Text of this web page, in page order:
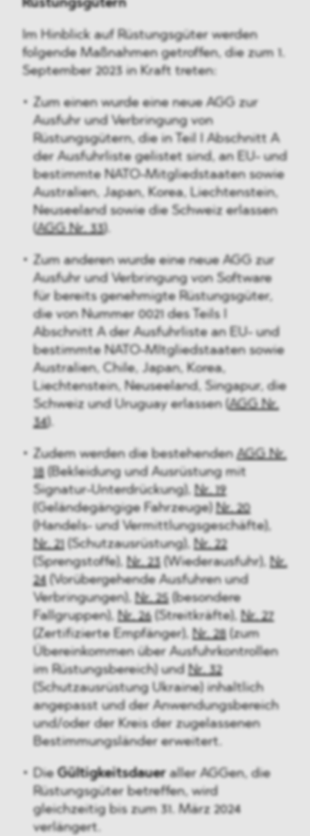
Rüstungsgütern
Im Hinblick auf Rüstungsgüter werden
folgende Maßnahmen getroffen, die zum 1.
September 2023 in Kraft treten:
Zum einen wurde eine neue AGG zur
Ausfuhr und Verbringung von
Rüstungsgütern, die in Teil I Abschnitt A
der Ausfuhrliste gelistet sind, an EU- und
bestimmte NATO-Mitgliedstaaten sowie
Australien, Japan, Korea, Liechtenstein,
Neuseeland sowie die Schweiz erlassen
(AGG Nr. 33).
Zum anderen wurde eine neue AGG zur
Ausfuhr und Verbringung von Software
für bereits genehmigte Rüstungsgüter,
die von Nummer 0021 des Teils I
Abschnitt A der Ausfuhrliste an EU- und
bestimmte NATO-MItgliedstaaten sowie
Australien, Chile, Japan, Korea,
Liechtenstein, Neuseeland, Singapur, die
Schweiz und Uruguay erlassen (AGG Nr.
34
Zudem werden die bestehendenAGG Nr.
18(Bekleidung und Ausrüstung mit
Signatur-Unterdrückung), Nr. 19
(Geländegängige Fahrzeuge) Nr. 20
(Handels- und Vermittlungsgeschäfte),
Nr. 21 (Schutzausrüstung), Nr. 22
(Sprengstoffe), Nr. 23 (Wiederausfuhr), Nr.
24(Vorübergehende Ausfuhren und
Verbringungen), Nr. 25(besondere
Fallgruppen), Nr. 26(Streitkräfte), Nr. 27
(Zertifizierte Empfänger), Nr. 28(zum
Übereinkommen über Ausfuhrkontrollen
im Rüstungsbereich) und Nr. 32
(Schutzausrüstung Ukraine) inhaltlich
angepasst und der Anwendungsbereich
und/oder der Kreis der zugelassenen
Bestimmungsländer erweitert.
DieGültigkeitsdaueraller AGGen, die
Rüstungsgüter betreffen, wird
gleichzeitig bis zum 31. März 2024
verlängert.